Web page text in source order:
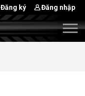
Đăng ký Đăng nhập